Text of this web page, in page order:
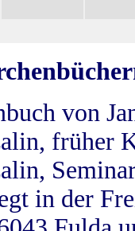
von
früher
in der